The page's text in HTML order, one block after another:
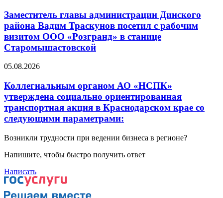
Заместитель главы администрации Динского
района Вадим Траскунов посетил с рабочим
визитом ООО «Розгранд» в станице
Старомышастовской
05.08.2026
Коллегиальным органом АО «НСПК»
утверждена социально ориентированная
транспортная акция в Краснодарском крае со
следующими параметрами:
Возникли трудности при ведении бизнеса в регионе?
Напишите, чтобы быстро получить ответ
Написать